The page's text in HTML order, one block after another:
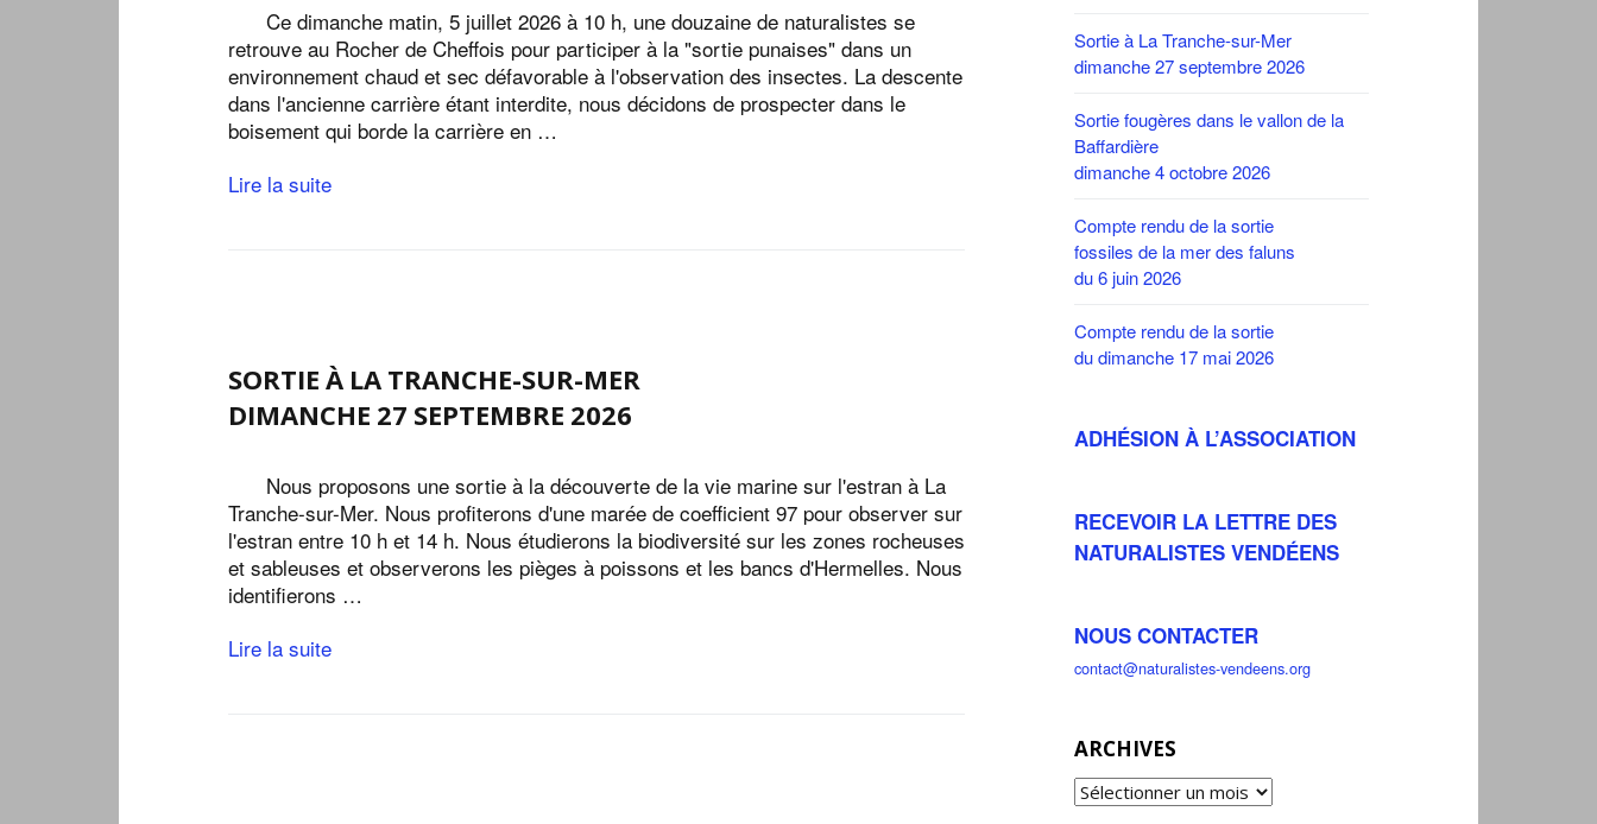
Ce dimanche matin, 5 juillet 2026 à 10 h, une douzaine de naturalistes se
retrouve au Rocher de Cheffois pour participer à la "sortie punaises" dans un
environnement chaud et sec défavorable à l'observation des insectes. La descente
dans l'ancienne carrière étant interdite, nous décidons de prospecter dans le
boisement qui borde la carrière en …
Lire la suite
SORTIE À LA TRANCHE-SUR-MER
DIMANCHE 27 SEPTEMBRE 2026
Nous proposons une sortie à la découverte de la vie marine sur l'estran à La
Tranche-sur-Mer. Nous profiterons d'une marée de coefficient 97 pour observer sur
l'estran entre 10 h et 14 h. Nous étudierons la biodiversité sur les zones rocheuses
et sableuses et observerons les pièges à poissons et les bancs d'Hermelles. Nous
identifierons …
Lire la suite
Sortie à La Tranche-sur-Mer
dimanche 27 septembre 2026
Sortie fougères dans le vallon de la
Baffardière
dimanche 4 octobre 2026
Compte rendu de la sortie
fossiles de la mer des faluns
du 6 juin 2026
Compte rendu de la sortie
du dimanche 17 mai 2026
ADHÉSION À L’ASSOCIATION
RECEVOIR LA LETTRE DES
NATURALISTES VENDÉENS
NOUS CONTACTER
contact@naturalistes-vendeens.org
ARCHIVES